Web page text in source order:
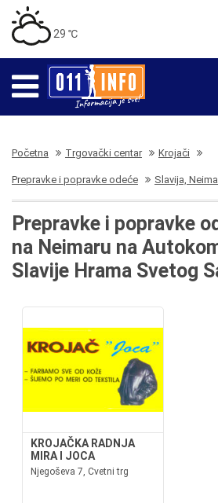
29 ℃
Početna Trgovački centar Krojači
Prepravke i popravke odeće Slavija,
Prepravke i popravke
na Neimaru na
Slavije Hrama Svetog
KROJAČKA RADNJA
MIRA I JOCA
Njegoševa 7, Cvetni trg